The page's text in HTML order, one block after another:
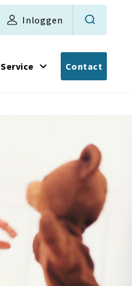
Inloggen
Service Contact